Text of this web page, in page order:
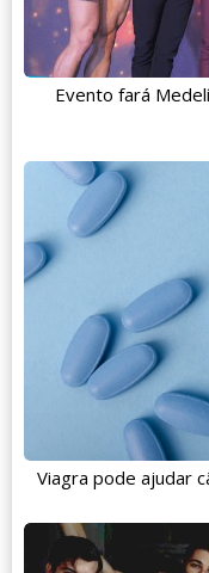
Evento fará
Viagra pode ajudar